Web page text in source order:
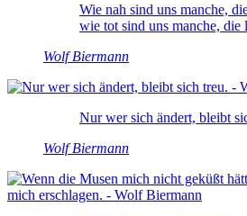
Wie nah sind uns manche,
wie tot sind uns manche, die
Wolf Biermann
Nur wer sich ändert, bleibt
Wolf Biermann